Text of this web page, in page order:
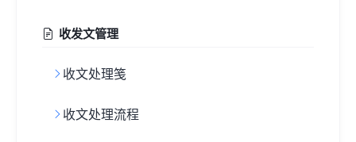
收发文管理
收文处理笺
收文处理流程